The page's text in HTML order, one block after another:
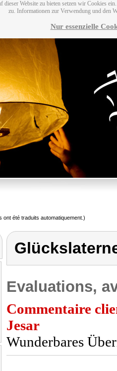
dieser Website zu bieten setzen wir Cookies
zu. Informationen zur Verwendung und den
Nur essenzielle
ont été traduits automatiquement.)
Evaluations,
Commentaire
Jesar
Wunderbares